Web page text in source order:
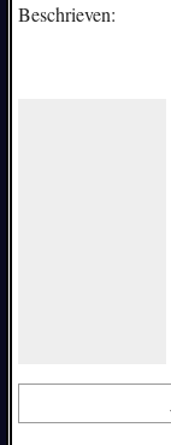
Beschrieven: